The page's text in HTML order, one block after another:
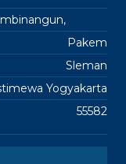
Pakem
Sleman
Yogyakarta
55582